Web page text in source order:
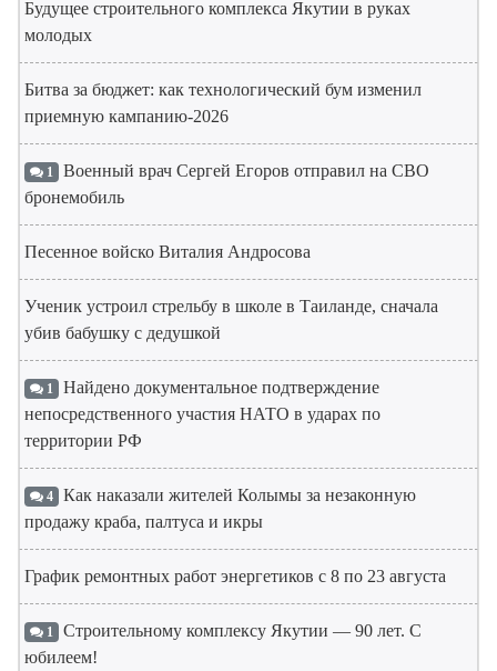
Будущее строительного комплекса Якутии в руках
молодых
Битва за бюджет: как технологический бум изменил
приемную кампанию-2026
1 Военный врач Сергей Егоров отправил на СВО
бронемобиль
Песенное войско Виталия Андросова
Ученик устроил стрельбу в школе в Таиланде, сначала
убив бабушку с дедушкой
1 Найдено документальное подтверждение
непосредственного участия НАТО в ударах по
территории РФ
4 Как наказали жителей Колымы за незаконную
продажу краба, палтуса и икры
График ремонтных работ энергетиков с 8 по 23 августа
1 Строительному комплексу Якутии — 90 лет. С
юбилеем!